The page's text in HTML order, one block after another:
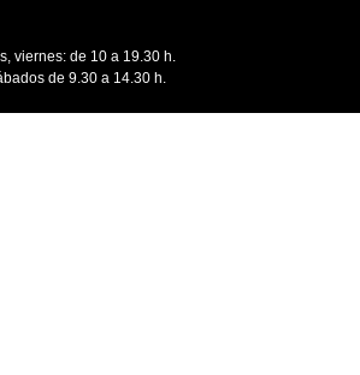
viernes: de 10 a 19.30 h.
de 9.30 a 14.30 h.